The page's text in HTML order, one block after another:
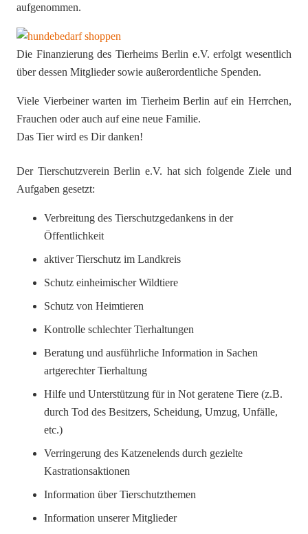
aufgenommen.
Die Finanzierung des Tierheims Berlin e.V. erfolgt wesentlich
über dessen Mitglieder sowie außerordentliche Spenden.
Viele Vierbeiner warten im Tierheim Berlin auf ein Herrchen,
Frauchen oder auch auf eine neue Familie.
Das Tier wird es Dir danken!
Der Tierschutzverein Berlin e.V. hat sich folgende Ziele und
Aufgaben gesetzt:
Verbreitung des Tierschutzgedankens in der
Öffentlichkeit
aktiver Tierschutz im Landkreis
Schutz einheimischer Wildtiere
Schutz von Heimtieren
Kontrolle schlechter Tierhaltungen
Beratung und ausführliche Information in Sachen
artgerechter Tierhaltung
Hilfe und Unterstützung für in Not geratene Tiere (z.B.
durch Tod des Besitzers, Scheidung, Umzug, Unfälle,
etc.)
Verringerung des Katzenelends durch gezielte
Kastrationsaktionen
Information über Tierschutzthemen
Information unserer Mitglieder